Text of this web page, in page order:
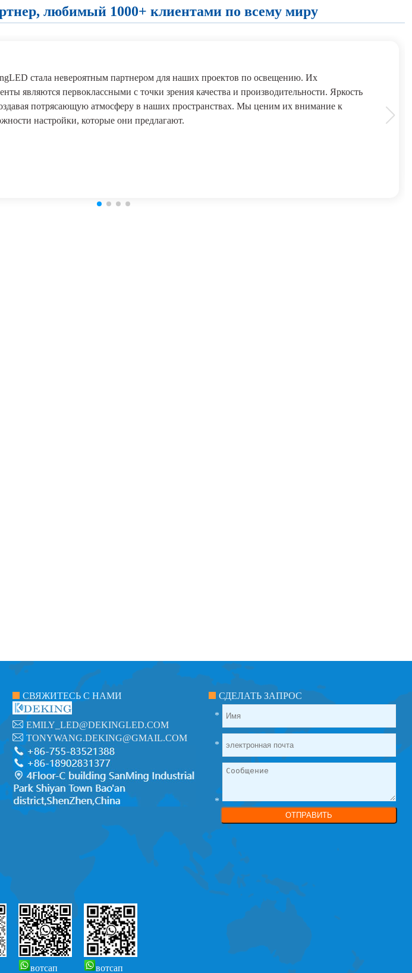
любимый 1000+ клиентами по всему миру
стала невероятным партнером для наших проектов по освещению. Их
являются первоклассными с точки зрения качества и производительности. Яркость
потрясающую атмосферу в наших пространствах. Мы ценим их внимание к
настройки, которые они предлагают.
СВЯЖИТЕСЬ С НАМИ
EMILY_LED@DEKINGLED.COM
TONYWANG.DEKING@GMAIL.COM
СДЕЛАТЬ ЗАПРОС
*
*
*
ОТПРАВИТЬ
вотсап вотсап